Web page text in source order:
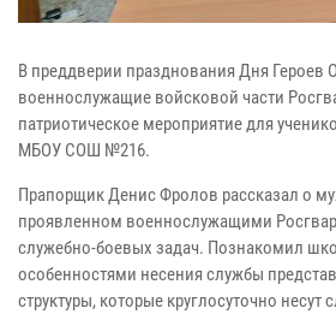
В преддверии празднования Дня Героев
военнослужащие войсковой части
патриотическое мероприятие для
МБОУ СОШ №216.
Прапорщик Денис Фролов рассказал о
проявленном военнослужащими
служебно-боевых задач. Познакомил
особенностями несения службы
структуры, которые круглосуточно несут